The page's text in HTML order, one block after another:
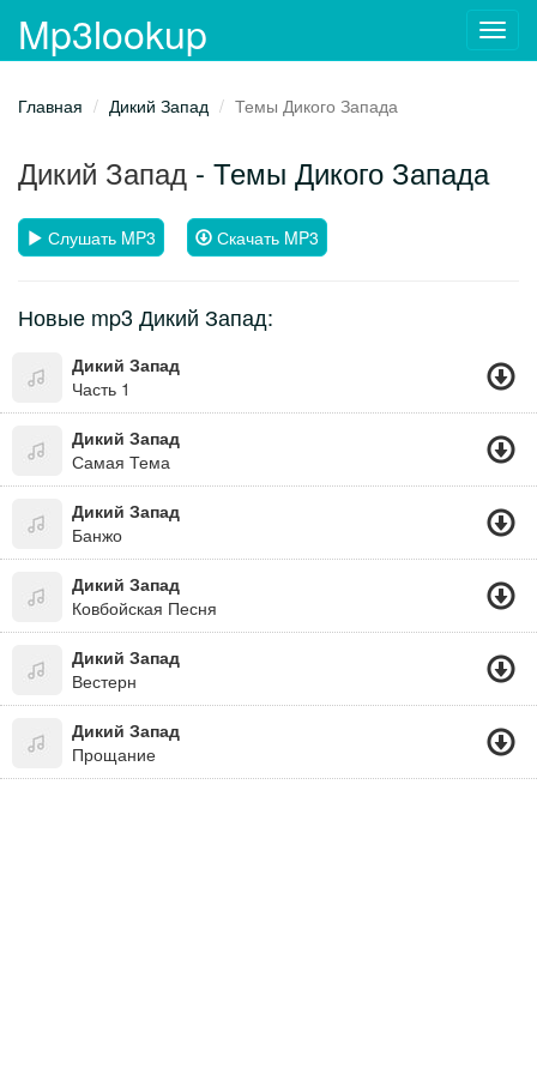
Mp3lookup
Главная Дикий Запад Темы Дикого Запада
Дикий Запад - Темы Дикого Запада
Слушать MP3 Скачать MP3
Новые mp3 Дикий Запад:
Дикий Запад
Часть 1
Дикий Запад
Самая Тема
Дикий Запад
Банжо
Дикий Запад
Ковбойская Песня
Дикий Запад
Вестерн
Дикий Запад
Прощание